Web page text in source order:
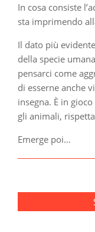
In cosa consiste
sta imprimendo
Il dato più
della specie
pensarci come
di esserne anche
insegna. È in
gli animali,
Emerge poi…